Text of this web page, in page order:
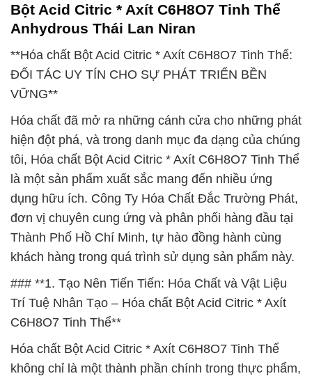
Bột Acid Citric * Axít C6H8O7 Tinh Thể
Anhydrous Thái Lan Niran
**Hóa chất Bột Acid Citric * Axít C6H8O7 Tinh Thể:
ĐỐI TÁC UY TÍN CHO SỰ PHÁT TRIỂN BỀN
VỮNG**
Hóa chất đã mở ra những cánh cửa cho những phát
hiện đột phá, và trong danh mục đa dạng của chúng
tôi, Hóa chất Bột Acid Citric * Axít C6H8O7 Tinh Thể
là một sản phẩm xuất sắc mang đến nhiều ứng
dụng hữu ích. Công Ty Hóa Chất Đắc Trường Phát,
đơn vị chuyên cung ứng và phân phối hàng đầu tại
Thành Phố Hồ Chí Minh, tự hào đồng hành cùng
khách hàng trong quá trình sử dụng sản phẩm này.
### **1. Tạo Nên Tiến Tiến: Hóa Chất và Vật Liệu
Trí Tuệ Nhân Tạo – Hóa chất Bột Acid Citric * Axít
C6H8O7 Tinh Thể**
Hóa chất Bột Acid Citric * Axít C6H8O7 Tinh Thể
không chỉ là một thành phần chính trong thực phẩm,